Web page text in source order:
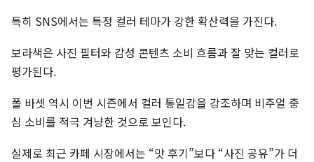
특히 SNS에서는 특정 컬러 테마가 강한 확산력을 가진다.
보라색은 사진 필터와 감성 콘텐츠 소비 흐름과 잘 맞는 컬러로
평가된다.
폴 바셋 역시 이번 시즌에서 컬러 통일감을 강조하며 비주얼 중
심 소비를 적극 겨냥한 것으로 보인다.
실제로 최근 카페 시장에서는 “맛 후기”보다 “사진 공유”가 더